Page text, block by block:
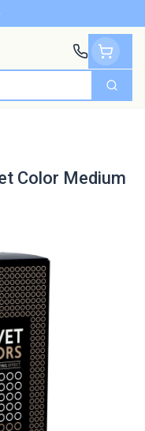
Color Medium